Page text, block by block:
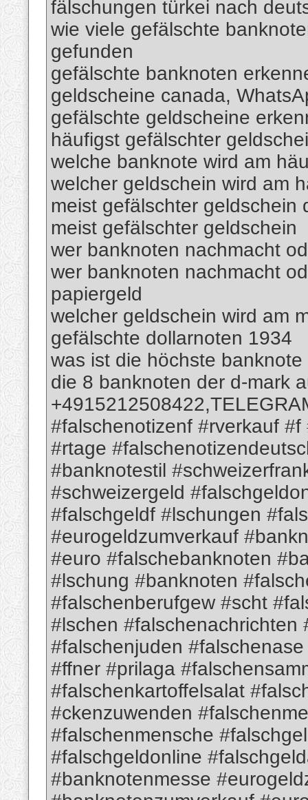
fälschungen türkei nach
wie viele gefälschte
gefunden
gefälschte banknoten
geldscheine canada,
gefälschte geldscheine
häufigst gefälschter
welche banknote wird am
welcher geldschein wird am
meist gefälschter geldschein
meist gefälschter geldschein
wer banknoten nachmacht
wer banknoten nachmacht
papiergeld
welcher geldschein wird am
gefälschte dollarnoten 1934
was ist die höchste
die 8 banknoten der d-mark
#falschenotizenf #rverkauf
#rtage
#banknotestil
#schweizergeld
#falschgeldf #lschungen
#eurogeldzumverkauf
#euro #falschebanknoten
#lschung #banknoten
#falschenberufgew #scht
#lschen #falschenachrichten
#falschenjuden
#ffner #prilaga
#falschenkartoffelsalat
#ckenzuwenden
#falschenmensche
#falschgeldonline
#banknotenmesse